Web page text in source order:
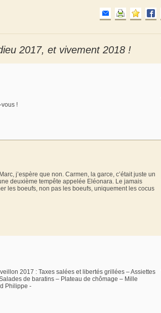
2017, et vivement 2018 !
!
j’espère que non. Carmen, la garce, c’était juste un
deuxième tempête appelée Eléonara. Le jamais
les boeufs, non pas les boeufs, uniquement les cocus
2017 : Taxes salées et libertés grillées – Assiettes
de baratins – Plateau de chômage – Mille
Philippe -